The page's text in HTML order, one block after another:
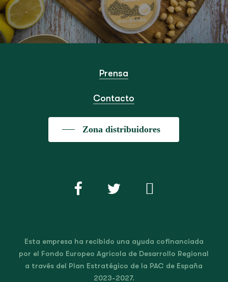
Prensa
Contacto
Zona distribuidores
Esta empresa ha recibido una ayuda cofinanciada
por el Fondo Europeo Agrícola de Desarrollo Regional
a través del Plan Estratégico de la PAC de España
2023-2027.